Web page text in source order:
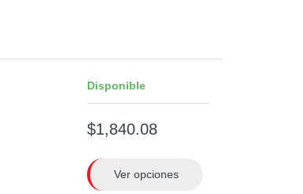
Disponible
$1,840.08
Ver opciones